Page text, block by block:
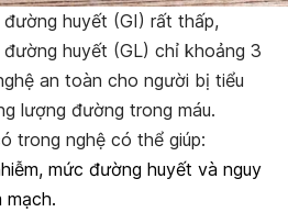
huyết (GI) rất thấp,
huyết (GL) chỉ khoảng 3
an toàn cho người bị tiểu
lượng đường trong máu.
trong nghệ có thể giúp:
mức đường huyết và nguy
mạch.